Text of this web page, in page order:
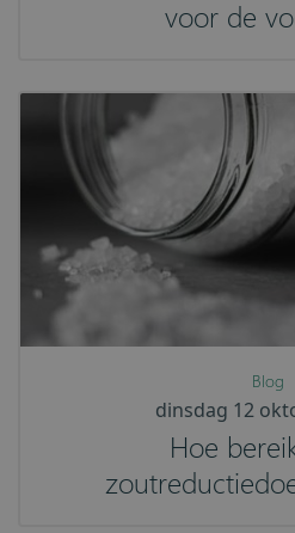
voor de
Blog
dinsdag 12
Hoe